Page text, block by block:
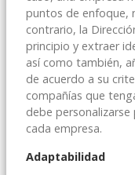
puntos de enfoque,
contrario, la
principio y extraer
así como también,
de acuerdo a su
compañías que
debe
cada empresa.
Adaptabilidad